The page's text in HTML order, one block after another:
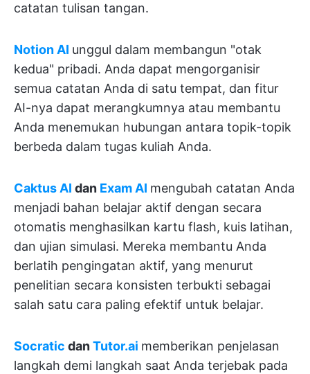
catatan tulisan tangan.
Notion AI unggul dalam membangun "otak
kedua" pribadi. Anda dapat mengorganisir
semua catatan Anda di satu tempat, dan fitur
AI-nya dapat merangkumnya atau membantu
Anda menemukan hubungan antara topik-topik
berbeda dalam tugas kuliah Anda.
Caktus AI dan Exam AI mengubah catatan Anda
menjadi bahan belajar aktif dengan secara
otomatis menghasilkan kartu flash, kuis latihan,
dan ujian simulasi. Mereka membantu Anda
berlatih pengingatan aktif, yang menurut
penelitian secara konsisten terbukti sebagai
salah satu cara paling efektif untuk belajar.
Socratic danTutor.ai memberikan penjelasan
langkah demi langkah saat Anda terjebak pada